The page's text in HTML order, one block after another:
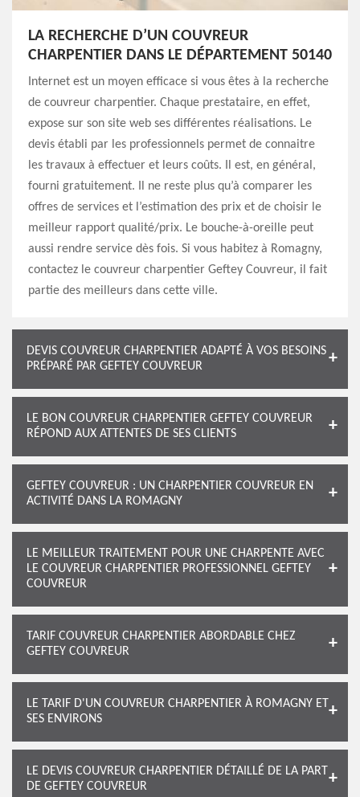
LA RECHERCHE D’UN COUVREUR
CHARPENTIER DANS LE DÉPARTEMENT 50140
Internet est un moyen efficace si vous êtes à la recherche
de couvreur charpentier. Chaque prestataire, en effet,
expose sur son site web ses différentes réalisations. Le
devis établi par les professionnels permet de connaitre
les travaux à effectuer et leurs coûts. Il est, en général,
fourni gratuitement. Il ne reste plus qu’à comparer les
offres de services et l’estimation des prix et de choisir le
meilleur rapport qualité/prix. Le bouche-à-oreille peut
aussi rendre service dès fois. Si vous habitez à Romagny,
contactez le couvreur charpentier Geftey Couvreur, il fait
partie des meilleurs dans cette ville.
DEVIS COUVREUR CHARPENTIER ADAPTÉ À VOS BESOINS
PRÉPARÉ PAR GEFTEY COUVREUR
LE BON COUVREUR CHARPENTIER GEFTEY COUVREUR
RÉPOND AUX ATTENTES DE SES CLIENTS
GEFTEY COUVREUR : UN CHARPENTIER COUVREUR EN
ACTIVITÉ DANS LA ROMAGNY
LE MEILLEUR TRAITEMENT POUR UNE CHARPENTE AVEC
LE COUVREUR CHARPENTIER PROFESSIONNEL GEFTEY
COUVREUR
TARIF COUVREUR CHARPENTIER ABORDABLE CHEZ
GEFTEY COUVREUR
LE TARIF D'UN COUVREUR CHARPENTIER À ROMAGNY ET
SES ENVIRONS
LE DEVIS COUVREUR CHARPENTIER DÉTAILLÉ DE LA PART
DE GEFTEY COUVREUR